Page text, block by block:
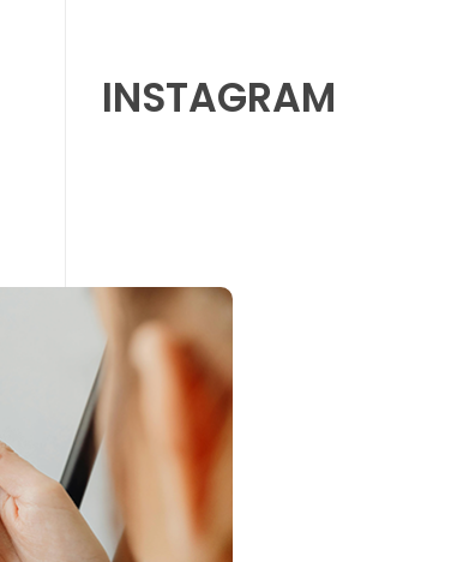
INSTAGRAM